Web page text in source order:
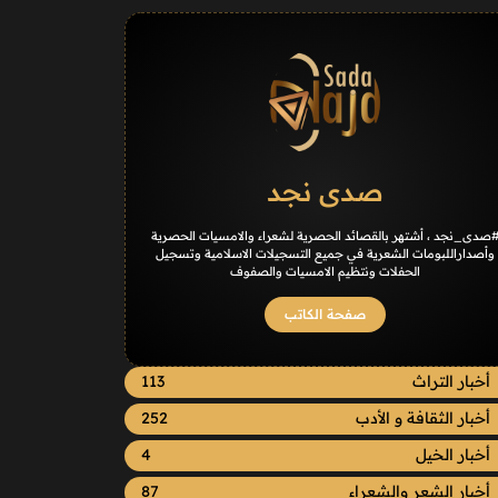
صدى نجد
#صدى_نجد ، أشتهر بالقصائد الحصرية لشعراء والامسيات الحصرية
وأصداراللبومات الشعرية في جميع التسجيلات الاسلامية وتسجيل
الحفلات ونتظيم الامسيات والصفوف
صفحة الكاتب
أخبار التراث
113
أخبار الثقافة و الأدب
252
أخبار الخيل
4
أخبار الشعر والشعراء
87